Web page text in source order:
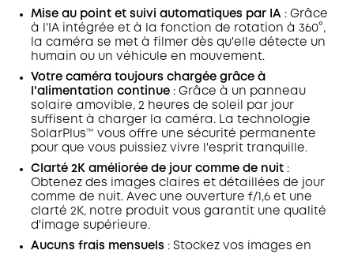
Mise au point et suivi automatiques par IA : Grâce
à l'IA intégrée et à la fonction de rotation à 360°,
la caméra se met à filmer dès qu'elle détecte un
humain ou un véhicule en mouvement.
Votre caméra toujours chargée grâce à
l'alimentation continue : Grâce à un panneau
solaire amovible, 2 heures de soleil par jour
suffisent à charger la caméra. La technologie
SolarPlus™ vous offre une sécurité permanente
pour que vous puissiez vivre l'esprit tranquille.
Clarté 2K améliorée de jour comme de nuit :
Obtenez des images claires et détaillées de jour
comme de nuit. Avec une ouverture f/1,6 et une
clarté 2K, notre produit vous garantit une qualité
d'image supérieure.
Aucuns frais mensuels : Stockez vos images en